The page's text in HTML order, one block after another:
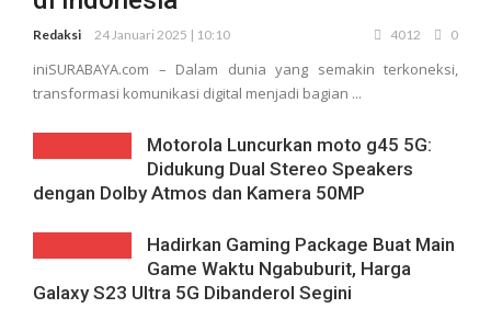
Redaksi 24 Januari 2025 | 10:10 4012 0
iniSURABAYA.com – Dalam dunia yang semakin terkoneksi,
transformasi komunikasi digital menjadi bagian ...
Motorola Luncurkan moto g45 5G:
Didukung Dual Stereo Speakers
dengan Dolby Atmos dan Kamera 50MP
Hadirkan Gaming Package Buat Main
Game Waktu Ngabuburit, Harga
Galaxy S23 Ultra 5G Dibanderol Segini